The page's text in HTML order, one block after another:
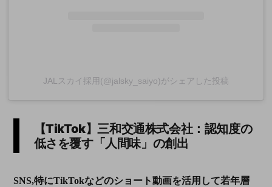
JALスカイ採用(@jalsky_saiyo)がシェアした投稿
【TikTok】三和交通株式会社：認知度の
低さを覆す「人間味」の創出
SNS,特にTikTokなどのショート動画を活用して若年層